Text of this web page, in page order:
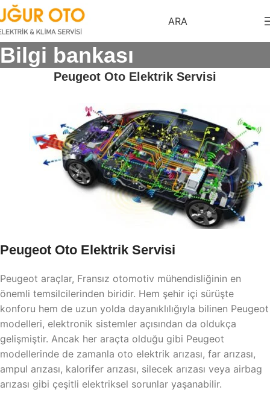
ARA
Bilgi bankası
Peugeot Oto Elektrik Servisi
Peugeot Oto Elektrik Servisi
Peugeot araçlar, Fransız otomotiv mühendisliğinin en
önemli temsilcilerinden biridir. Hem şehir içi sürüşte
konforu hem de uzun yolda dayanıklılığıyla bilinen Peugeot
modelleri, elektronik sistemler açısından da oldukça
gelişmiştir. Ancak her araçta olduğu gibi Peugeot
modellerinde de zamanla oto elektrik arızası, far arızası,
ampul arızası, kalorifer arızası, silecek arızası veya airbag
arızası gibi çeşitli elektriksel sorunlar yaşanabilir.